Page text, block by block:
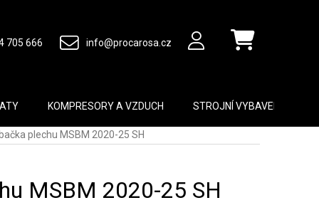
705 666 info@procarosa.cz Nákupní košík
KOMPRESORY A VZDUCH STROJNÍ VYBAVENÍ
plechu MSBM 2020-25 SH
MSBM 2020-25 SH